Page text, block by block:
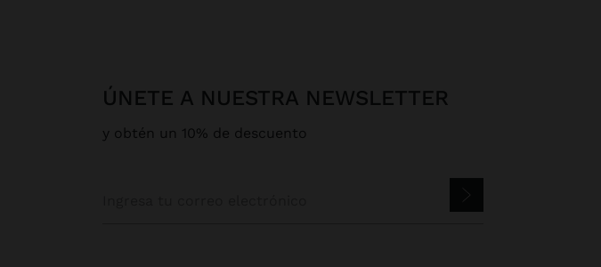
ÚNETE A NUESTRA NEWSLETTER
y obtén un 10% de descuento